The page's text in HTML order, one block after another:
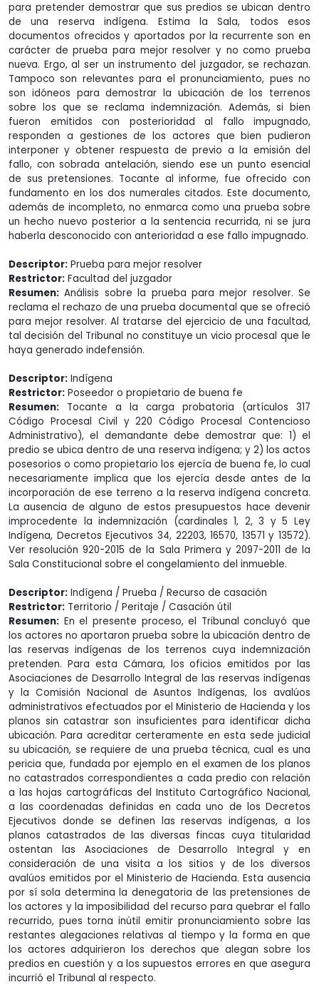
para pretender demostrar que sus predios se ubican dentro
de una reserva indígena. Estima la Sala, todos esos
documentos ofrecidos y aportados por la recurrente son en
carácter de prueba para mejor resolver y no como prueba
nueva. Ergo, al ser un instrumento del juzgador, se rechazan.
Tampoco son relevantes para el pronunciamiento, pues no
son idóneos para demostrar la ubicación de los terrenos
sobre los que se reclama indemnización. Además, si bien
fueron emitidos con posterioridad al fallo impugnado,
responden a gestiones de los actores que bien pudieron
interponer y obtener respuesta de previo a la emisión del
fallo, con sobrada antelación, siendo ese un punto esencial
de sus pretensiones. Tocante al informe, fue ofrecido con
fundamento en los dos numerales citados. Este documento,
además de incompleto, no enmarca como una prueba sobre
un hecho nuevo posterior a la sentencia recurrida, ni se jura
haberla desconocido con anterioridad a ese fallo impugnado.
Descriptor: Prueba para mejor resolver
Restrictor: Facultad del juzgador
Resumen: Análisis sobre la prueba para mejor resolver. Se
reclama el rechazo de una prueba documental que se ofreció
para mejor resolver. Al tratarse del ejercicio de una facultad,
tal decisión del Tribunal no constituye un vicio procesal que le
haya generado indefensión.
Descriptor: Indígena
Restrictor: Poseedor o propietario de buena fe
Resumen: Tocante a la carga probatoria (artículos 317
Código Procesal Civil y 220 Código Procesal Contencioso
Administrativo), el demandante debe demostrar que: 1) el
predio se ubica dentro de una reserva indígena; y 2) los actos
posesorios o como propietario los ejercía de buena fe, lo cual
necesariamente implica que los ejercía desde antes de la
incorporación de ese terreno a la reserva indígena concreta.
La ausencia de alguno de estos presupuestos hace devenir
improcedente la indemnización (cardinales 1, 2, 3 y 5 Ley
Indígena, Decretos Ejecutivos 34, 22203, 16570, 13571 y 13572).
Ver resolución 920-2015 de la Sala Primera y 2097-2011 de la
Sala Constitucional sobre el congelamiento del inmueble.
Descriptor: Indígena / Prueba / Recurso de casación
Restrictor: Territorio / Peritaje / Casación útil
Resumen: En el presente proceso, el Tribunal concluyó que
los actores no aportaron prueba sobre la ubicación dentro de
las reservas indígenas de los terrenos cuya indemnización
pretenden. Para esta Cámara, los oficios emitidos por las
Asociaciones de Desarrollo Integral de las reservas indígenas
y la Comisión Nacional de Asuntos Indígenas, los avalúos
administrativos efectuados por el Ministerio de Hacienda y los
planos sin catastrar son insuficientes para identificar dicha
ubicación. Para acreditar certeramente en esta sede judicial
su ubicación, se requiere de una prueba técnica, cual es una
pericia que, fundada por ejemplo en el examen de los planos
no catastrados correspondientes a cada predio con relación
a las hojas cartográficas del Instituto Cartográfico Nacional,
a las coordenadas definidas en cada uno de los Decretos
Ejecutivos donde se definen las reservas indígenas, a los
planos catastrados de las diversas fincas cuya titularidad
ostentan las Asociaciones de Desarrollo Integral y en
consideración de una visita a los sitios y de los diversos
avalúos emitidos por el Ministerio de Hacienda. Esta ausencia
por sí sola determina la denegatoria de las pretensiones de
los actores y la imposibilidad del recurso para quebrar el fallo
recurrido, pues torna inútil emitir pronunciamiento sobre las
restantes alegaciones relativas al tiempo y la forma en que
los actores adquirieron los derechos que alegan sobre los
predios en cuestión y a los supuestos errores en que asegura
incurrió el Tribunal al respecto.